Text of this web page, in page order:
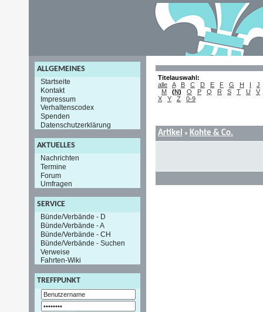
ALLGEMEINES
Startseite
Kontakt
Impressum
Verhaltenscodex
Spenden
Datenschutzerklärung
AKTUELLES
Nachrichten
Termine
Forum
Umfragen
SERVICE
Bünde/Verbände - D
Bünde/Verbände - A
Bünde/Verbände - CH
Bünde/Verbände - Suchen
Verweise
Fahrten-Wiki
TREFFPUNKT
Titelauswahl:
alle
A B C D E F G H I
J
M
(N) O P Q R S T U
V
X
Y Z 0-9
Artikel » Kohte & Co.